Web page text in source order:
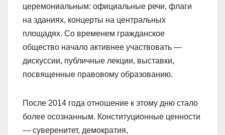
церемониальным: официальные речи, флаги
на зданиях, концерты на центральных
площадях. Со временем гражданское
общество начало активнее участвовать —
дискуссии, публичные лекции, выставки,
посвященные правовому образованию.
После 2014 года отношение к этому дню стало
более осознанным. Конституционные ценности
— суверенитет, демократия,